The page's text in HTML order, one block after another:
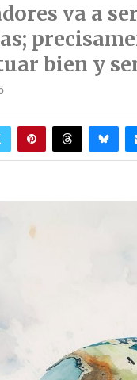
va a
bien y